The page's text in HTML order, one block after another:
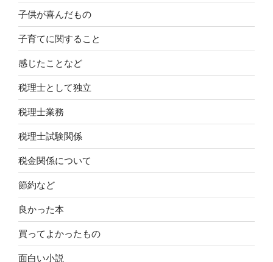
子供が喜んだもの
子育てに関すること
感じたことなど
税理士として独立
税理士業務
税理士試験関係
税金関係について
節約など
良かった本
買ってよかったもの
面白い小説